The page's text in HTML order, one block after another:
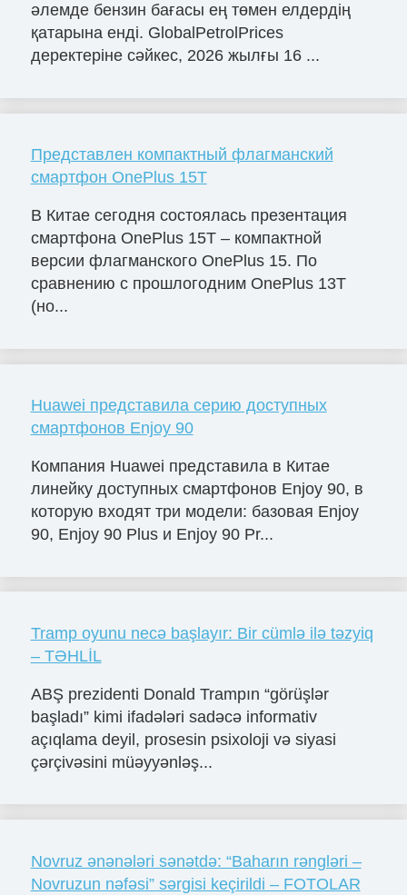
әлемде бензин бағасы ең төмен елдердің
қатарына енді. GlobalPetrolPrices
деректеріне сәйкес, 2026 жылғы 16 ...
Представлен компактный флагманский
смартфон OnePlus 15T
В Китае сегодня состоялась презентация
смартфона OnePlus 15T – компактной
версии флагманского OnePlus 15. По
сравнению с прошлогодним OnePlus 13T
(но...
Huawei представила серию доступных
смартфонов Enjoy 90
Компания Huawei представила в Китае
линейку доступных смартфонов Enjoy 90, в
которую входят три модели: базовая Enjoy
90, Enjoy 90 Plus и Enjoy 90 Pr...
Tramp oyunu necə başlayır: Bir cümlə ilə təzyiq
– TƏHLİL
ABŞ prezidenti Donald Trampın “görüşlər
başladı” kimi ifadələri sadəcə informativ
açıqlama deyil, prosesin psixoloji və siyasi
çərçivəsini müəyyənləş...
Novruz ənənələri sənətdə: “Baharın rəngləri –
Novruzun nəfəsi” sərgisi keçirildi – FOTOLAR